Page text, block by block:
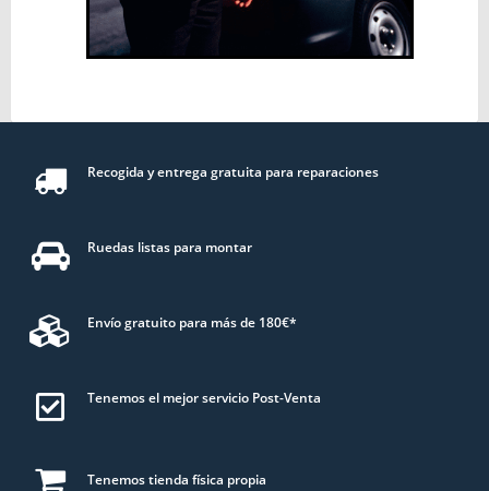
Recogida y entrega gratuita para reparaciones
Ruedas listas para montar
Envío gratuito para más de 180€*
Tenemos el mejor servicio Post-Venta
Tenemos tienda física propia